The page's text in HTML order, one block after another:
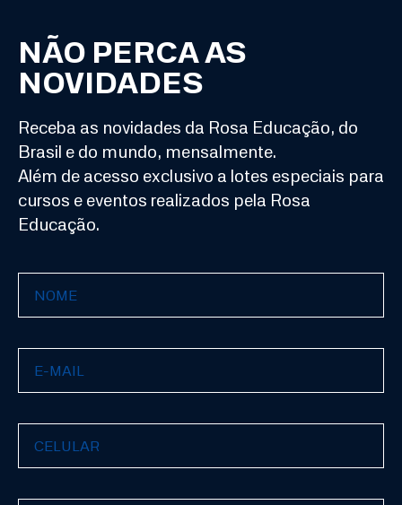
NÃO PERCA AS
NOVIDADES
Receba as novidades da Rosa Educação, do
Brasil e do mundo, mensalmente.
Além de acesso exclusivo a lotes especiais para
cursos e eventos realizados pela Rosa
Educação.